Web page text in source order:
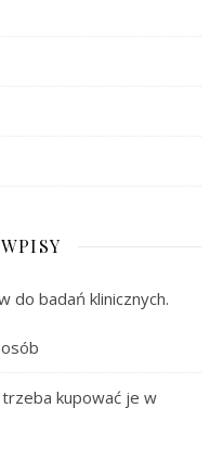
do badań klinicznych.
kupować je w